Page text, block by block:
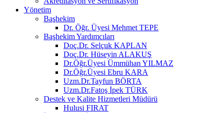
Yönetim
Başhekim
Dr. Öğr. Üyesi Mehmet TEPE
Başhekim Yardımcıları
Doç.Dr. Selçuk KAPLAN
Doç.Dr. Hüseyin ALAKUŞ
Dr.Öğr.Üyesi Ümmühan YILMAZ
Dr.Öğr.Üyesi Ebru KARA
Uzm.Dr.Tayfun BÖRTA
Uzm.Dr.Fatoş İpek TÜRK
Destek ve Kalite Hizmetleri Müdürü
Hulusi FIRAT